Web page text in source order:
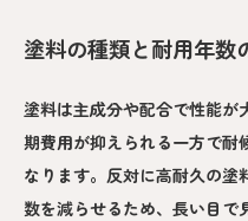
塗料の種類と耐用年数
塗料は主成分や配合で性能が
期費用が抑えられる一方で耐
なります。反対に高耐久の塗
数を減らせるため、長い目で